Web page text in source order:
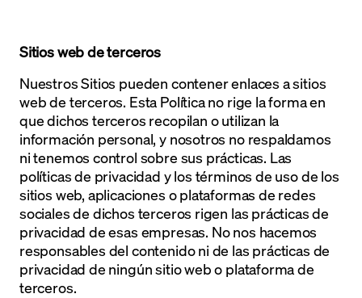
Sitios web de terceros
Nuestros Sitios pueden contener enlaces a sitios
web de terceros. Esta Política no rige la forma en
que dichos terceros recopilan o utilizan la
información personal, y nosotros no respaldamos
ni tenemos control sobre sus prácticas. Las
políticas de privacidad y los términos de uso de los
sitios web, aplicaciones o plataformas de redes
sociales de dichos terceros rigen las prácticas de
privacidad de esas empresas. No nos hacemos
responsables del contenido ni de las prácticas de
privacidad de ningún sitio web o plataforma de
terceros.